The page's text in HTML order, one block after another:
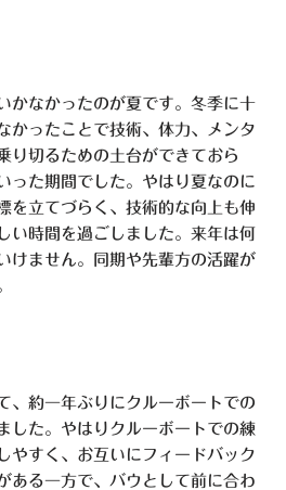
かなかったのが夏です。冬季に十
かったことで技術、体力、メンタ
り切るための土台ができておら
った期間でした。やはり夏なのに
を立てづらく、技術的な向上も伸
い時間を過ごしました。来年は何
けません。同期や先輩方の活躍が
、約一年ぶりにクルーボートでの
した。やはりクルーボートでの練
やすく、お互いにフィードバック
ある一方で、バウとして前に合わ